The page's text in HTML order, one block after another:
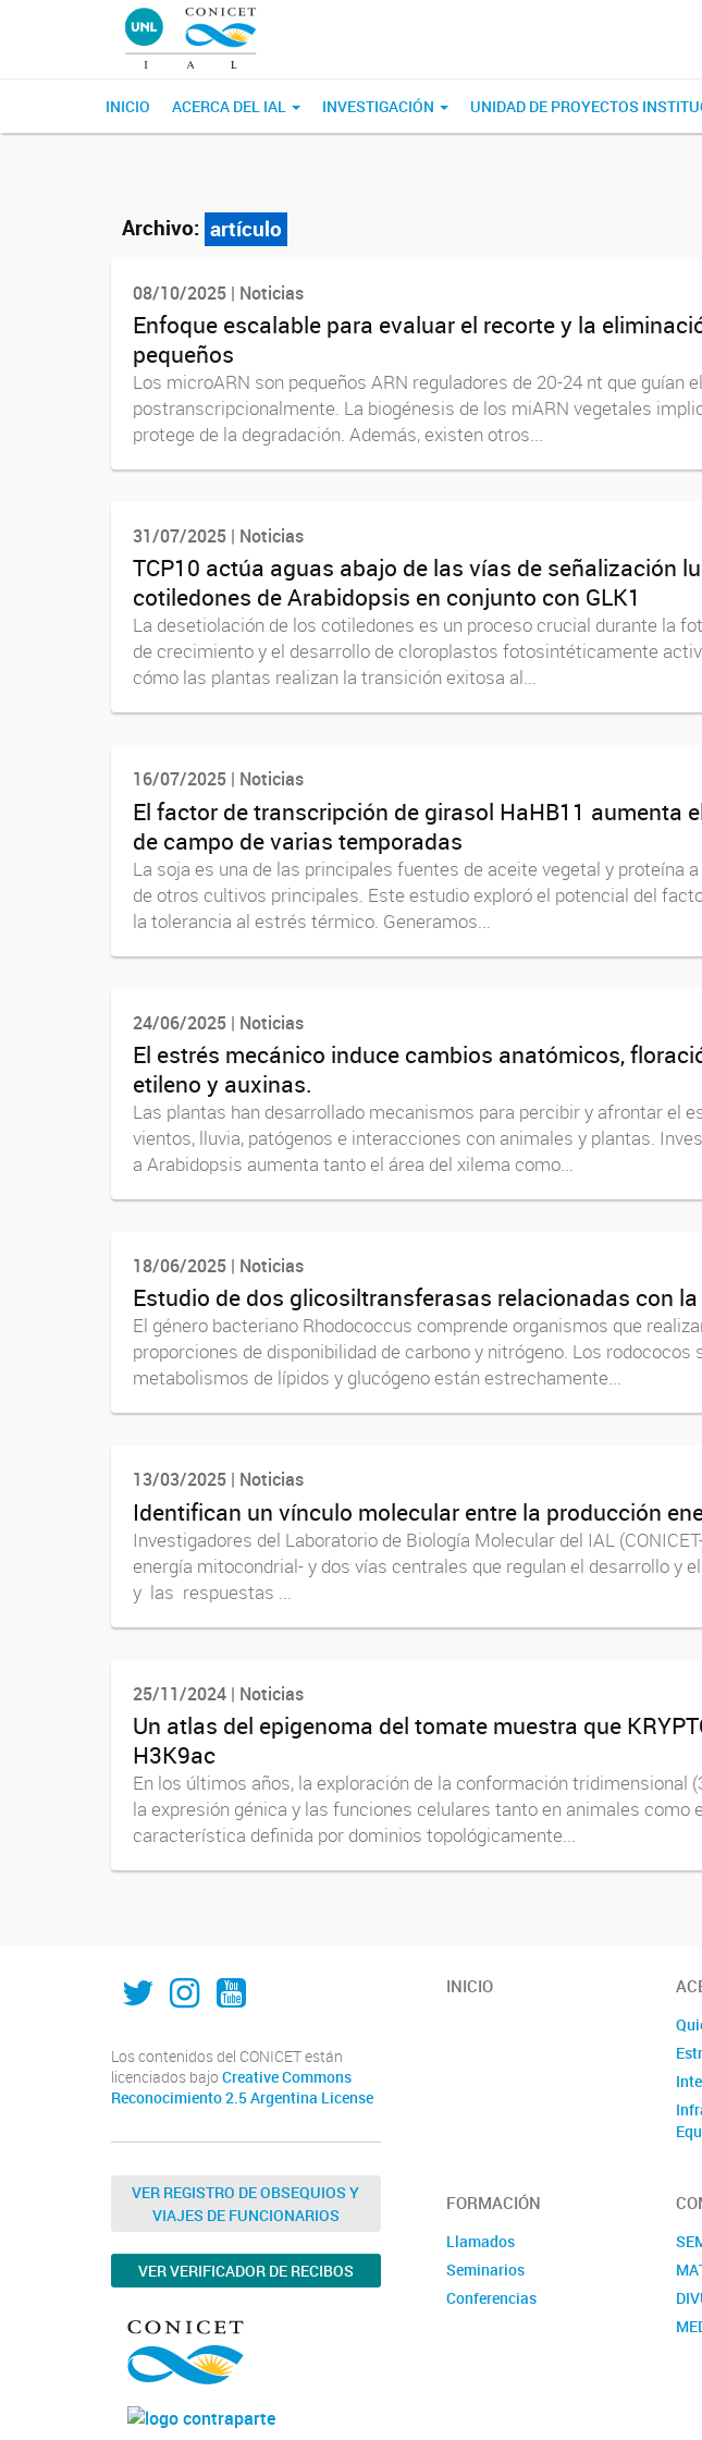
INICIO ACERCA DEL IAL INVESTIGACIÓN UNIDAD DE PROYECTOS
Archivo: artículo
08/10/2025 | Noticias
Enfoque escalable para evaluar el recorte y la
pequeños
Los microARN son pequeños ARN reguladores de 20-24 nt que
postranscripcionalmente. La biogénesis de los miARN vegetales
protege de la degradación. Además, existen otros...
31/07/2025 | Noticias
TCP10 actúa aguas abajo de las vías de señalización
cotiledones de Arabidopsis en conjunto con GLK1
La desetiolación de los cotiledones es un proceso crucial durante la
de crecimiento y el desarrollo de cloroplastos fotosintéticamente
cómo las plantas realizan la transición exitosa al...
16/07/2025 | Noticias
El factor de transcripción de girasol HaHB11 aumenta
de campo de varias temporadas
La soja es una de las principales fuentes de aceite vegetal y proteína
de otros cultivos principales. Este estudio exploró el potencial del
la tolerancia al estrés térmico. Generamos...
24/06/2025 | Noticias
El estrés mecánico induce cambios anatómicos,
etileno y auxinas.
Las plantas han desarrollado mecanismos para percibir y afrontar el
vientos, lluvia, patógenos e interacciones con animales y plantas.
a Arabidopsis aumenta tanto el área del xilema como...
18/06/2025 | Noticias
Estudio de dos glicosiltransferasas relacionadas con
El género bacteriano Rhodococcus comprende organismos que
proporciones de disponibilidad de carbono y nitrógeno. Los
metabolismos de lípidos y glucógeno están estrechamente...
13/03/2025 | Noticias
Identifican un vínculo molecular entre la producción
Investigadores del Laboratorio de Biología Molecular del IAL
energía mitocondrial- y dos vías centrales que regulan el desarrollo
y las respuestas ...
25/11/2024 | Noticias
Un atlas del epigenoma del tomate muestra que
H3K9ac
En los últimos años, la exploración de la conformación
la expresión génica y las funciones celulares tanto en animales
característica definida por dominios topológicamente...
IAL_CONICET
ial.conicet.unl
ialcomunica
Los contenidos del CONICET están
licenciados bajo Creative Commons
Reconocimiento 2.5 Argentina License
VER REGISTRO DE OBSEQUIOS Y
VIAJES DE FUNCIONARIOS
VER VERIFICADOR DE RECIBOS
INICIO
FORMACIÓN
Llamados
Seminarios
Conferencias